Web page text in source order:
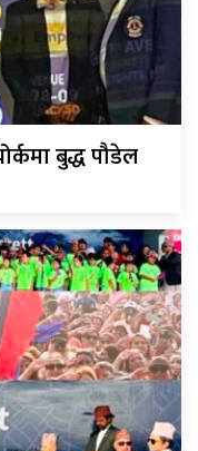
बुद्ध पौडेल